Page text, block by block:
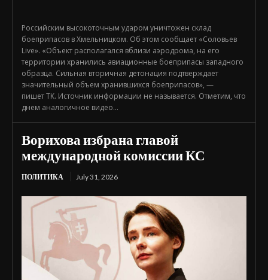
Российским высокоточным ударом уничтожен склад
боеприпасов в Хмельницком. Об этом сообщает «Соловьев
Live». «Объект располагался вблизи аэродрома, на его
территории хранились авиационные боеприпасы западного
образца. Сильная вторичная детонация подтверждает
значительный объем хранившихся боеприпасов», —
пишет ТК. Источник информации не называется. Отметим, что
днем аналогичное видео...
Ворихова избрана главой
международной комиссии КС
ПОЛИТИКА July 31, 2026